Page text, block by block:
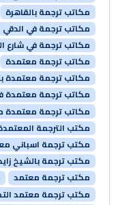
مكاتب ترجمة بالقاهرة
مكاتب ترجمة في الدقي
مكاتب ترجمة في شارع
مكاتب ترجمة معتمدة
مكاتب ترجمة معتمدة
مكاتب ترجمة معتمدة
مكاتب ترجمة معتمدة
مكتب الترجمة
مكتب ترجمة اسباني
مكتب ترجمة بالشيخ
مكتب ترجمة معتمد
مكتب ترجمة معتمد